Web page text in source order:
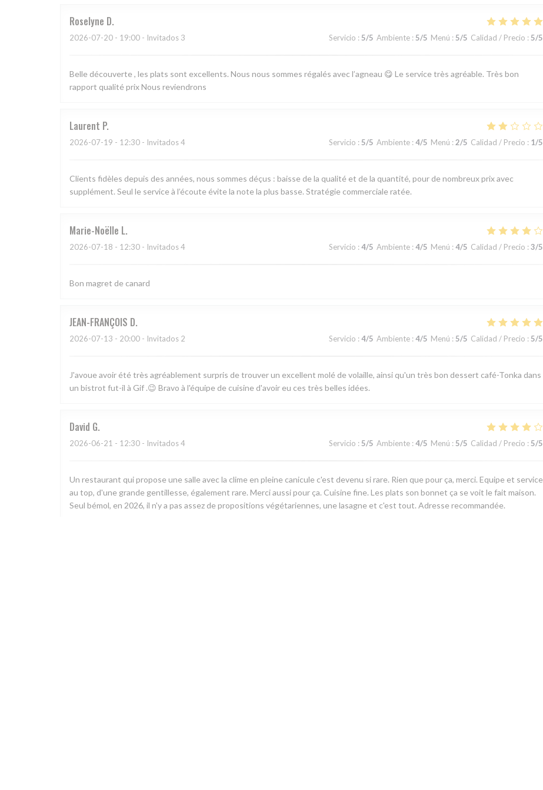
Roselyne D
2026-07-20 - 19:00 - Invitados 3 Servicio : 5/5 Ambiente : 5/5 Menú : 5/5 Calidad / Precio : 5/5
Belle découverte , les plats sont excellents. Nous nous sommes régalés avec l’agneau 😋 Le service très agréable. Très bon
rapport qualité prix Nous reviendrons
Laurent P
2026-07-19 - 12:30 - Invitados 4 Servicio : 5/5 Ambiente : 4/5 Menú : 2/5 Calidad / Precio : 1/5
Clients fidèles depuis des années, nous sommes déçus : baisse de la qualité et de la quantité, pour de nombreux prix avec
supplément. Seul le service à l’écoute évite la note la plus basse. Stratégie commerciale ratée.
Marie-Noëlle L
2026-07-18 - 12:30 - Invitados 4 Servicio : 4/5 Ambiente : 4/5 Menú : 4/5 Calidad / Precio : 3/5
Bon magret de canard
JEAN-FRANÇOIS D
2026-07-13 - 20:00 - Invitados 2 Servicio : 4/5 Ambiente : 4/5 Menú : 5/5 Calidad / Precio : 5/5
J'avoue avoir été très agréablement surpris de trouver un excellent molé de volaille, ainsi qu'un très bon dessert café-Tonka dans
un bistrot fut-il à Gif .😉 Bravo à l'équipe de cuisine d'avoir eu ces très belles idées.
David G
2026-06-21 - 12:30 - Invitados 4 Servicio : 5/5 Ambiente : 4/5 Menú : 5/5 Calidad / Precio : 5/5
Un restaurant qui propose une salle avec la clime en pleine canicule c'est devenu si rare. Rien que pour ça, merci. Equipe et service
au top, d'une grande gentillesse, également rare. Merci aussi pour ça. Cuisine fine. Les plats son bonnet ça se voit le fait maison.
Seul bémol, en 2026, il n'y a pas assez de propositions végétariennes, une lasagne et c'est tout. Adresse recommandée.